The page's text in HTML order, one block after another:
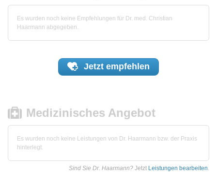
Es wurden noch keine Empfehlungen für Dr. med. Christian
Haarmann abgegeben.
Jetzt empfehlen
Medizinisches Angebot
Es wurden noch keine Leistungen von Dr. Haarmann bzw. der Praxis
hinterlegt.
Sind Sie Dr. Haarmann? Jetzt Leistungen bearbeiten.